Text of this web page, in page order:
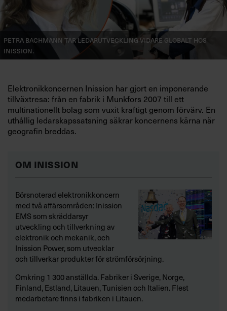
Petra Bachmann tar ledarutveckling vidare globalt hos
Inission.
Elektronikkoncernen Inission har gjort en imponerande
tillväxtresa: från en fabrik i Munkfors 2007 till ett
multinationellt bolag som vuxit kraftigt genom förvärv. En
uthållig ledarskapssatsning säkrar koncernens kärna när
geografin breddas.
OM INISSION
Börsnoterad elektronikkoncern
med två affärsområden: Inission
EMS som skräddarsyr
utveckling och tillverkning av
elektronik och mekanik, och
Inission Power, som utvecklar
och tillverkar produkter för strömförsörjning.
Omkring 1 300 anställda. Fabriker i Sverige, Norge,
Finland, Estland, Litauen, Tunisien och Italien. Flest
medarbetare finns i fabriken i Litauen.